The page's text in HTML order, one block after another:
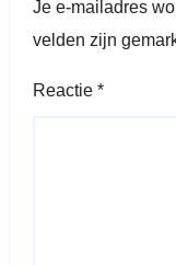
Je e-mailadres
velden zijn
Reactie *